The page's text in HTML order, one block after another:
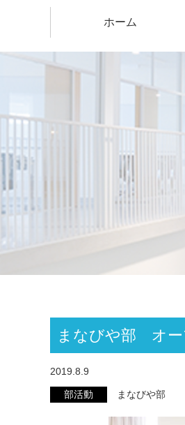
ホーム
まなびや部 オー
2019.8.9
部活動 まなびや部